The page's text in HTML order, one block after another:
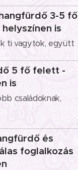
3-5 fő
is
ti vagytok, együtt
5 fő felett -
is
családoknak,
és
foglalkozás